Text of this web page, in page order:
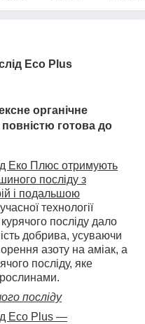
Eco Plus
органічне
готова до
Еко Плюс отримують
посліду з
і подальшою
технології
посліду дало
добрива, усуваючи
азоту на аміак, а
посліду, яке
посліду
Eco Plus —